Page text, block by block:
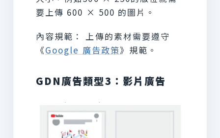
要上傳 600 × 500 的圖片。
內容規範： 上傳的素材需要遵守
《Google 廣告政策》規範。
GDN廣告類型3：影片廣告